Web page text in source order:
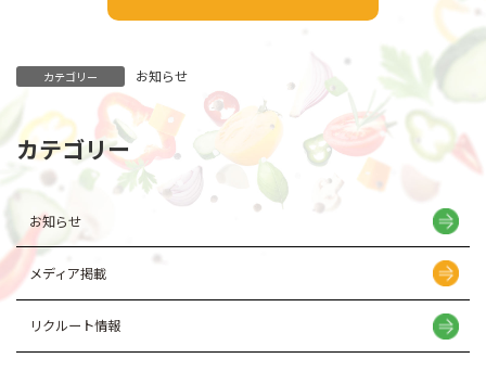
カテゴリー お知らせ
カテゴリー
お知らせ
メディア掲載
リクルート情報